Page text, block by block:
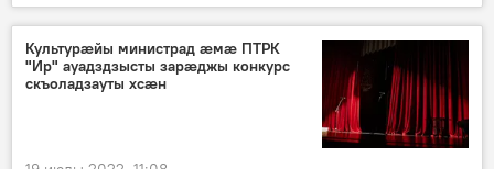
Ленингоры район
Культурӕйы министрад ӕмӕ ПТРК
"Ир" ауадздзысты зарӕджы конкурс
скъоладзауты хсӕн